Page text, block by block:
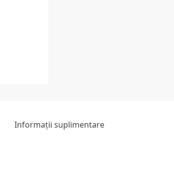
Informații suplimentare